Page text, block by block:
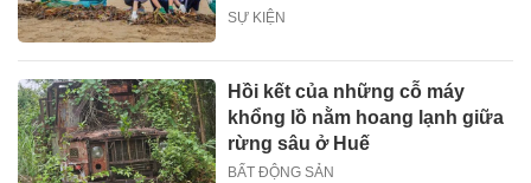
SỰ KIỆN
Hồi kết của những cỗ máy
khổng lồ nằm hoang lạnh giữa
rừng sâu ở Huế
BẤT ĐỘNG SẢN